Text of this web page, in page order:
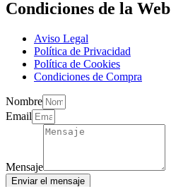
Condiciones de la Web
Aviso Legal
Política de Privacidad
Política de Cookies
Condiciones de Compra
Nombre
Email
Mensaje
Enviar el mensaje